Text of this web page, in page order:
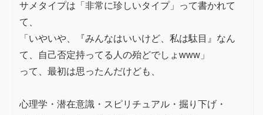
サメタイプは「非常に珍しいタイプ」って書かれて
て、
「いやいや、『みんなはいいけど、私は駄目』なん
て、自己否定持ってる人の殆どでしょwww」
って、最初は思ったんだけども、
心理学・潜在意識・スピリチュアル・掘り下げ・